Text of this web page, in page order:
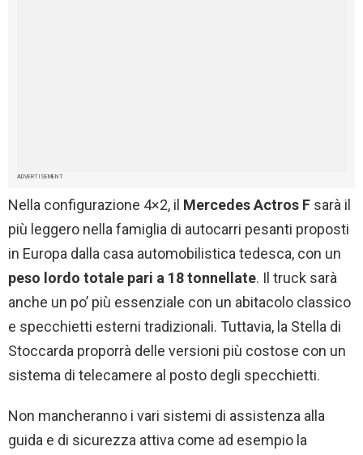
ADVERTISEMENT
Nella configurazione 4×2, il Mercedes Actros F sarà il
più leggero nella famiglia di autocarri pesanti proposti
in Europa dalla casa automobilistica tedesca, con un
peso lordo totale pari a 18 tonnellate. Il truck sarà
anche un po’ più essenziale con un abitacolo classico
e specchietti esterni tradizionali. Tuttavia, la Stella di
Stoccarda proporrà delle versioni più costose con un
sistema di telecamere al posto degli specchietti.
Non mancheranno i vari sistemi di assistenza alla
guida e di sicurezza attiva come ad esempio la